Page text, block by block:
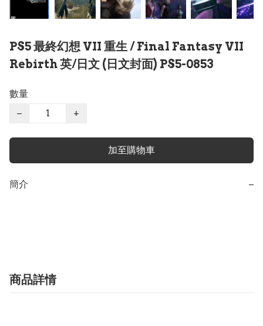
PS5 最終幻想 VII 重生 / Final Fantasy VII
Rebirth 英/日文 (日文封面) PS5-0853
數量
−
+
加至購物車
簡介 −
商品詳情